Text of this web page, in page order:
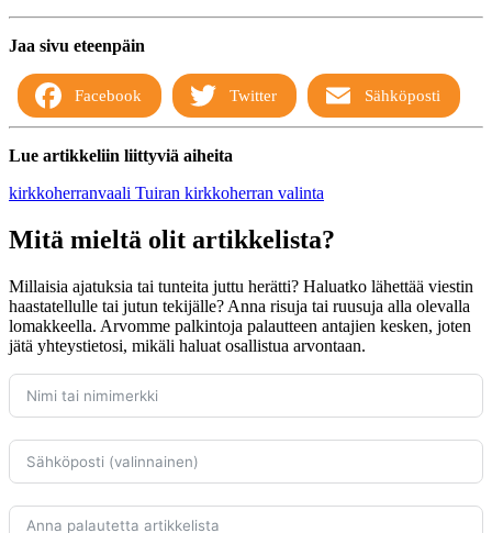
Jaa sivu eteenpäin
Facebook Twitter Sähköposti
Lue artikkeliin liittyviä aiheita
kirkkoherranvaali Tuiran kirkkoherran valinta
Mitä mieltä olit artikkelista?
Millaisia ajatuksia tai tunteita juttu herätti? Haluatko lähettää viestin
haastatellulle tai jutun tekijälle? Anna risuja tai ruusuja alla olevalla
lomakkeella. Arvomme palkintoja palautteen antajien kesken, joten
jätä yhteystietosi, mikäli haluat osallistua arvontaan.